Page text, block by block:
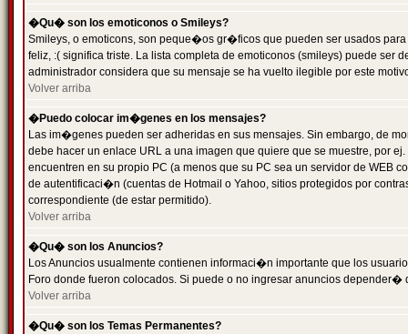
�Qu� son los emoticonos o Smileys?
Smileys, o emoticons, son peque�os gr�ficos que pueden ser usados
feliz, :( significa triste. La lista completa de emoticonos (smileys) puede
administrador considera que su mensaje se ha vuelto ilegible por este
Volver arriba
�Puedo colocar im�genes en los mensajes?
Las im�genes pueden ser adheridas en sus mensajes. Sin embargo, de
debe hacer un enlace URL a una imagen que quiere que se muestre, por
encuentren en su propio PC (a menos que su PC sea un servidor de
de autentificaci�n (cuentas de Hotmail o Yahoo, sitios protegidos por
correspondiente (de estar permitido).
Volver arriba
�Qu� son los Anuncios?
Los Anuncios usualmente contienen informaci�n importante que los
Foro donde fueron colocados. Si puede o no ingresar anuncios
Volver arriba
�Qu� son los Temas Permanentes?